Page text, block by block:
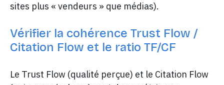
sites plus « vendeurs » que médias).
Vérifier la cohérence Trust Flow /
Citation Flow et le ratio TF/CF
Le Trust Flow (qualité perçue) et le Citation Flow